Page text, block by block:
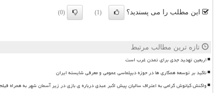
این مطلب را می پسندید؟ (1)
(0)
تازه ترین مطالب مرتبط
اربعین تهدید جدی برای تمدن غرب است
تاکید بر توسعه همکاری ها در حوزه دیپلماسی عمومی و معرفی شایسته ایران
واکنش کیانوش گرامی به اعتراف سالیان پیش اکبر عبدی درباره ی بازی در زیر آسمان شهر به همراه فیلم